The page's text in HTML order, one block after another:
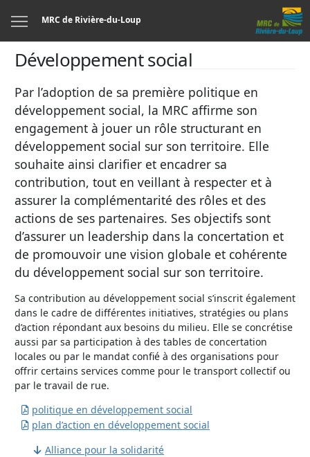
MRC de Rivière-du-Loup
Développement social
Par l’adoption de sa première politique en
développement social, la MRC affirme son
engagement à jouer un rôle structurant en
développement social sur son territoire. Elle
souhaite ainsi clarifier et encadrer sa
contribution, tout en veillant à respecter et à
assurer la complémentarité des rôles et des
actions de ses partenaires. Ses objectifs sont
d’assurer un leadership dans la concertation et
de promouvoir une vision globale et cohérente
du développement social sur son territoire.
Sa contribution au développement social s’inscrit également
dans le cadre de différentes initiatives, stratégies ou plans
d’action répondant aux besoins du milieu. Elle se concrétise
aussi par sa participation à des tables de concertation
locales ou par le mandat confié à des organisations pour
offrir certains services comme pour le transport collectif ou
par le travail de rue.
politique en développement social
plan d’action en développement social
Alliance pour la solidarité